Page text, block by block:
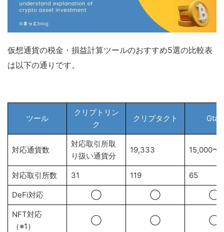
仮想通貨の税金・損益計算ツールのおすすめ5選の比較表
は以下の通りです。
ツール
クリプトリン
ク
クリプタクト Gtax
対応通貨数
対応取引所取
り扱い通貨分
19,333 15,000〜
対応取引所数 31 119 65
DeFi対応 ◯ ◯ ◯
NFT対応
（※1）
◯ ◯ ◯